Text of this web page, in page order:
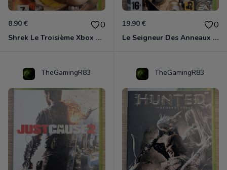
8.90 € 0
Shrek Le Troisième Xbox 360
19.90 € 0
Le Seigneur Des Anneaux - L'âge Des Conquêtes Xbox 360
TheGamingR83 TheGamingR83